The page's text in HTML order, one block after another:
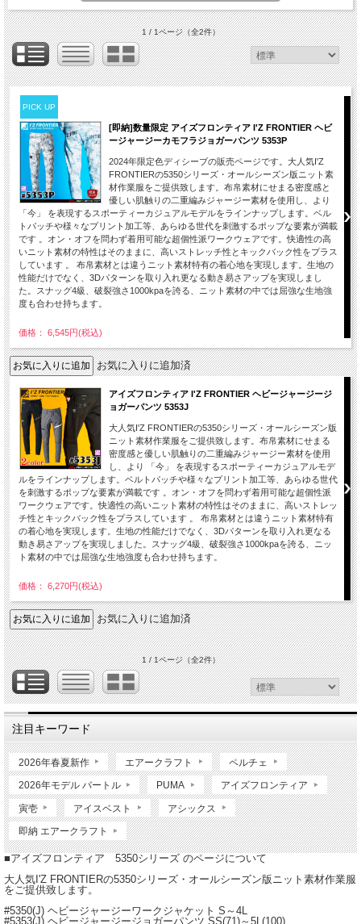
1 / 1ページ（全2件）
PICK UP
[即納]数量限定 アイズフロンティア I'Z FRONTIER ヘビ
ージャージーカモフラジョガーパンツ 5353P
2024年限定色ディシーブの販売ページです。大人気I'Z
FRONTIERの5350シリーズ・オールシーズン版ニット素
材作業服をご提供致します。布帛素材にせまる密度感と
優しい肌触りの二重編みジャージー素材を使用し、より
「今」 を表現するスポーティーカジュアルモデルをラインナップします。ベル
トパッチや様々なプリント加工等、あらゆる世代を刺激するポップな要素が満載
です 。オン・オフを問わず着用可能な超個性派ワークウェアです。快適性の高
いニット素材の特性はそのままに、高いストレッチ性とキックバック性をプラス
しています 。 布帛素材とは違うニット素材特有の着心地を実現します。生地の
性能だけでなく、3Dパターンを取り入れ更なる動き易さアップを実現しまし
た。スナッグ4級、破裂強さ1000kpaを誇る、ニット素材の中では屈強な生地強
度も合わせ持ちます。
価格： 6,545円(税込)
お気に入りに追加済
アイズフロンティア I'Z FRONTIER ヘビージャージージ
ョガーパンツ 5353J
大人気I'Z FRONTIERの5350シリーズ・オールシーズン版
ニット素材作業服をご提供致します。布帛素材にせまる
密度感と優しい肌触りの二重編みジャージー素材を使用
し、より 「今」 を表現するスポーティーカジュアルモデ
ルをラインナップします。ベルトパッチや様々なプリント加工等、あらゆる世代
を刺激するポップな要素が満載です 。オン・オフを問わず着用可能な超個性派
ワークウェアです。快適性の高いニット素材の特性はそのままに、高いストレッ
チ性とキックバック性をプラスしています 。 布帛素材とは違うニット素材特有
の着心地を実現します。生地の性能だけでなく、3Dパターンを取り入れ更なる
動き易さアップを実現しました。スナッグ4級、破裂強さ1000kpaを誇る、ニッ
ト素材の中では屈強な生地強度も合わせ持ちます。
価格： 6,270円(税込)
お気に入りに追加済
1 / 1ページ（全2件）
注目キーワード
2026年春夏新作 エアークラフト ペルチェ
2026年モデル バートル PUMA アイズフロンティア
寅壱 アイスベスト アシックス
即納 エアークラフト
■アイズフロンティア 5350シリーズ のページについて
大人気I'Z FRONTIERの5350シリーズ・オールシーズン版ニット素材作業服
をご提供致します。
#5350(J) ヘビージャージーワークジャケット S～4L
#5353(J) ヘビージャージージョガーパンツ SS(71)～5L(100)